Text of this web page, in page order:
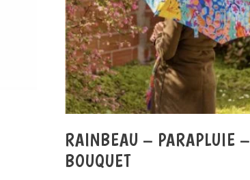
RAINBEAU – PARAPLUIE –
BOUQUET